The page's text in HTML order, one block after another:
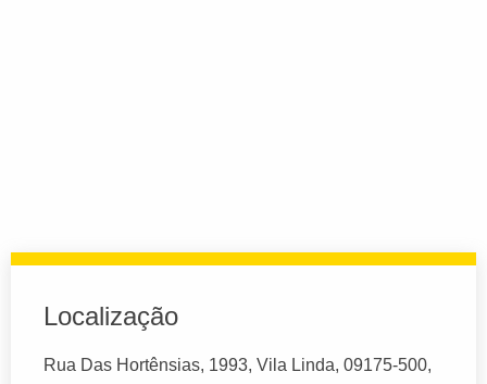
Localização
Rua Das Hortênsias, 1993, Vila Linda, 09175-500,